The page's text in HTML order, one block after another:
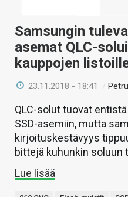
Samsungin
asemat QLC-
kauppojen
23.11.2018 - 18:41 /
QLC-solut tuovat
SSD-asemiin, mutta
kirjoituskestävyys
bittejä kuhunkin soluun
Lue lisää